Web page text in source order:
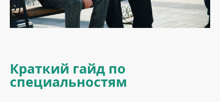
Краткий гайд по
специальностям